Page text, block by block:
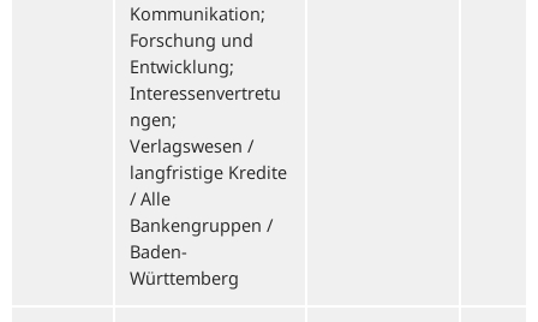
Kommunikation;
Forschung und
Entwicklung;
Interessenvertretu
ngen;
Verlagswesen /
langfristige Kredite
/ Alle
Bankengruppen /
Baden-
Württemberg